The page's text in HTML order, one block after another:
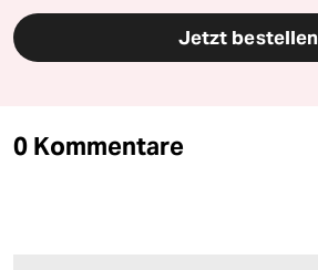
Jetzt bestellen
0 Kommentare